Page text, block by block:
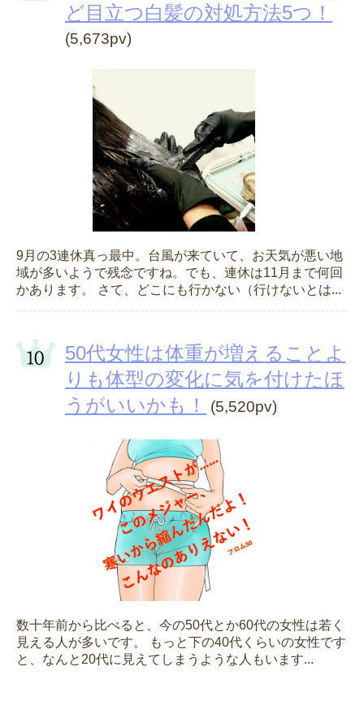
ど目立つ白髪の対処方法5つ！
(5,673pv)
9月の3連休真っ最中。台風が来ていて、お天気が悪い地
域が多いようで残念ですね。でも、連休は11月まで何回
かあります。 さて、どこにも行かない（行けないとは...
50代女性は体重が増えることよ
りも体型の変化に気を付けたほ
うがいいかも！
(5,520pv)
数十年前から比べると、今の50代とか60代の女性は若く
見える人が多いです。 もっと下の40代くらいの女性です
と、なんと20代に見えてしまうような人もいます...